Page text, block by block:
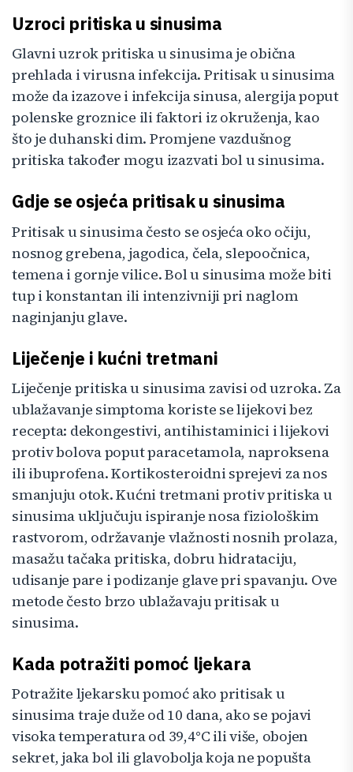
Uzroci pritiska u sinusima
Glavni uzrok pritiska u sinusima je obična
prehlada i virusna infekcija. Pritisak u sinusima
može da izazove i infekcija sinusa, alergija poput
polenske groznice ili faktori iz okruženja, kao
što je duhanski dim. Promjene vazdušnog
pritiska također mogu izazvati bol u sinusima.
Gdje se osjeća pritisak u sinusima
Pritisak u sinusima često se osjeća oko očiju,
nosnog grebena, jagodica, čela, slepoočnica,
temena i gornje vilice. Bol u sinusima može biti
tup i konstantan ili intenzivniji pri naglom
naginjanju glave.
Liječenje i kućni tretmani
Liječenje pritiska u sinusima zavisi od uzroka. Za
ublažavanje simptoma koriste se lijekovi bez
recepta: dekongestivi, antihistaminici i lijekovi
protiv bolova poput paracetamola, naproksena
ili ibuprofena. Kortikosteroidni sprejevi za nos
smanjuju otok. Kućni tretmani protiv pritiska u
sinusima uključuju ispiranje nosa fiziološkim
rastvorom, održavanje vlažnosti nosnih prolaza,
masažu tačaka pritiska, dobru hidrataciju,
udisanje pare i podizanje glave pri spavanju. Ove
metode često brzo ublažavaju pritisak u
sinusima.
Kada potražiti pomoć ljekara
Potražite ljekarsku pomoć ako pritisak u
sinusima traje duže od 10 dana, ako se pojavi
visoka temperatura od 39,4°C ili više, obojen
sekret, jaka bol ili glavobolja koja ne popušta